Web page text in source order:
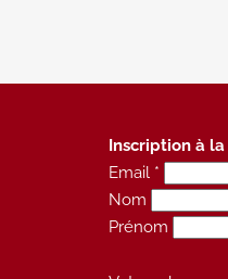
Inscription à
Email *
Nom
Prénom